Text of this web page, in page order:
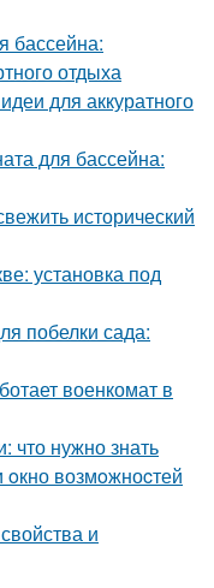
бассейна:
отдыха
для аккуратного
для бассейна:
исторический
установка под
побелки сада:
военкомат в
что нужно знать
возмoжноcтей
и